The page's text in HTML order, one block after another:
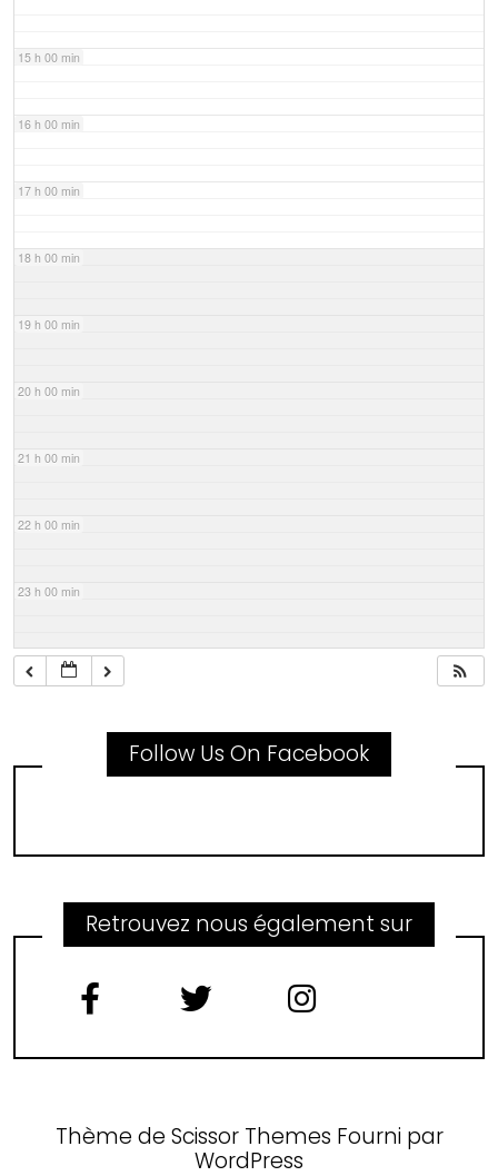
15 h 00 min
16 h 00 min
17 h 00 min
18 h 00 min
19 h 00 min
20 h 00 min
21 h 00 min
22 h 00 min
23 h 00 min
Follow Us On Facebook
Retrouvez nous également sur
Thème de Scissor Themes Fourni par
WordPress